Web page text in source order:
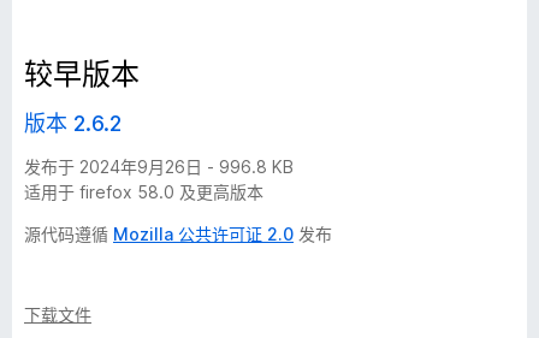
d
M
a
n
a
较早版本
版本 2.6.2
发布于 2024年9月26日 - 996.8 KB
适用于 firefox 58.0 及更高版本
源代码遵循 Mozilla 公共许可证 2.0 发布
下载文件